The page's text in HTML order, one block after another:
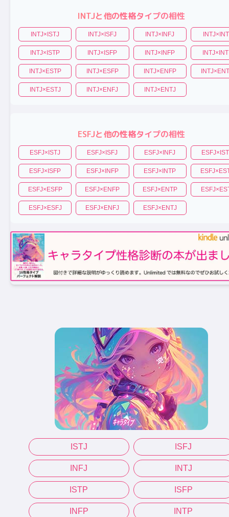
ISTJ ISFJ
INFJ INTJ
ISTP ISFP
INFP INTP
INTJと他の性格タイプの相性
INTJ×ISTJ INTJ×ISFJ INTJ×INFJ INTJ×
INTJ×ISTP INTJ×ISFP INTJ×INFP INTJ×
INTJ×ESTP INTJ×ESFP INTJ×ENFP INTJ×
INTJ×ESTJ INTJ×ENFJ INTJ×ENTJ
ESFJと他の性格タイプの相性
ESFJ×ISTJ ESFJ×ISFJ ESFJ×INFJ ESFJ×
ESFJ×ISFP ESFJ×INFP ESFJ×INTP ESFJ×
ESFJ×ESFP ESFJ×ENFP ESFJ×ENTP ESFJ×
ESFJ×ESFJ ESFJ×ENFJ ESFJ×ENTJ